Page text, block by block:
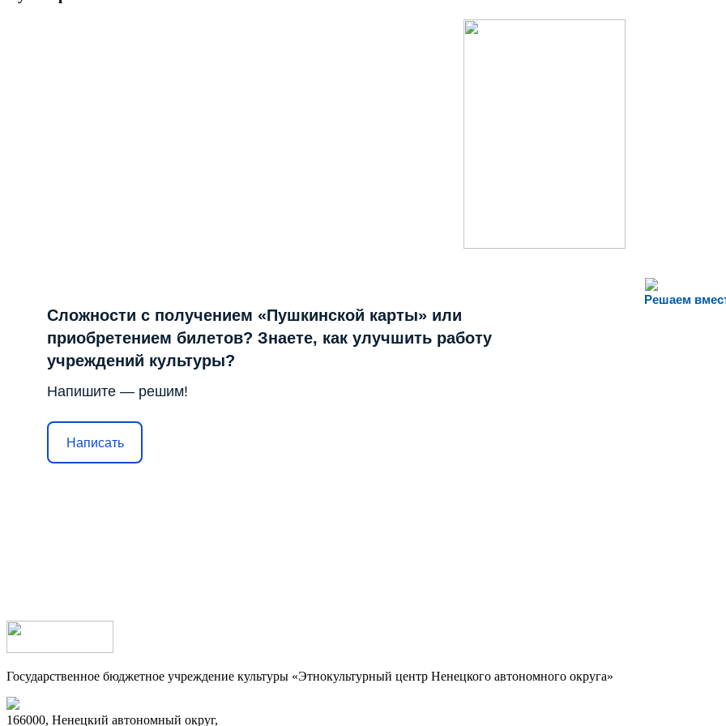
Решаем
Сложности с получением «Пушкинской карты» или
приобретением билетов? Знаете, как улучшить работу
учреждений культуры?
Напишите — решим!
Написать
Государственное бюджетное учреждение культуры «Этнокультурный центр Ненецкого автономного округа»
166000, Ненецкий автономный округ,